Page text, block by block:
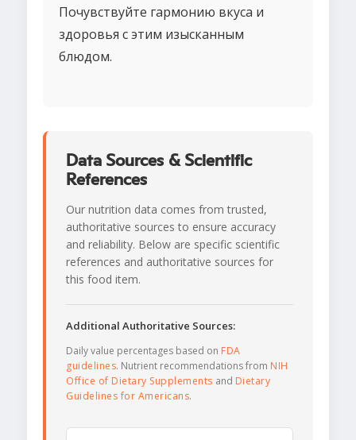
Почувствуйте гармонию вкуса и
здоровья с этим изысканным
блюдом.
Data Sources & Scientific
References
Our nutrition data comes from trusted,
authoritative sources to ensure accuracy
and reliability. Below are specific scientific
references and authoritative sources for
this food item.
Additional Authoritative Sources:
Daily value percentages based on FDA
guidelines. Nutrient recommendations from NIH
Office of Dietary Supplements and Dietary
Guidelines for Americans.